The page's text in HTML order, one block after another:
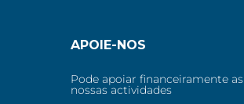
APOIE-NOS
Pode apoiar financeiramente as
nossas actividades